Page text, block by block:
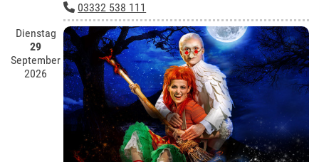
03332 538 111
Dienstag
29
September
2026